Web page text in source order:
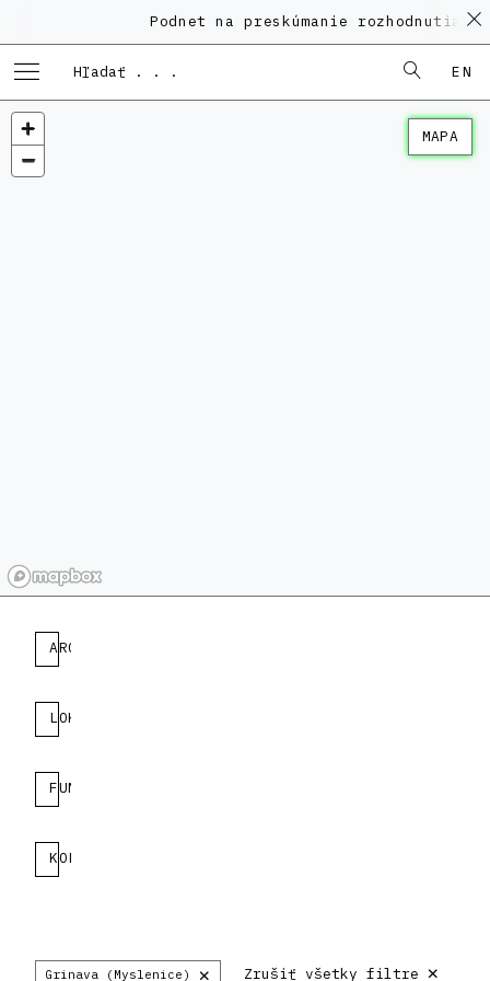
Podnet na preskúmanie rozhodnutia
EN
MAPA
ARCHITEKT
LOKALITA
FUNKCIA
KOLEKCIA
Grinava (Myslenice) × Zrušiť všetky filtre ×